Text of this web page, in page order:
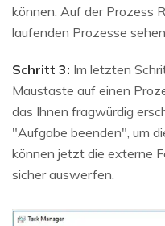
können. Auf der Prozess
laufenden Prozesse
Schritt 3: Im letzten
Maustaste auf einen
das Ihnen fragwürdig
"Aufgabe beenden", um
können jetzt die externe
sicher auswerfen.